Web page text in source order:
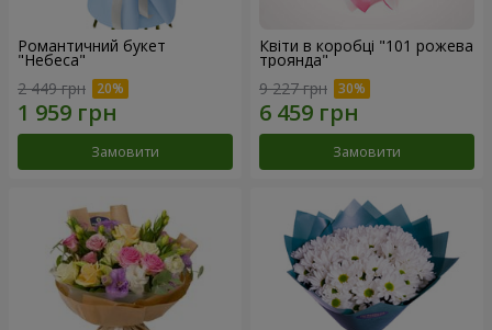
Романтичний букет
"Небеса"
2 449 грн
Замовити
Квіти в коробці "101 рожева
троянда"
9 227 грн
Замовити